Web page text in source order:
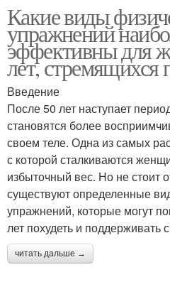
Какие виды
упражнений
эффективны для
лет, стремящихся
Введение
После 50 лет наступает
становятся более
своем теле. Одна из самых
с которой сталкиваются
избыточный вес. Но не стоит
существуют определенные
упражнений, которые могут
лет похудеть и поддерживать
читать дальше →